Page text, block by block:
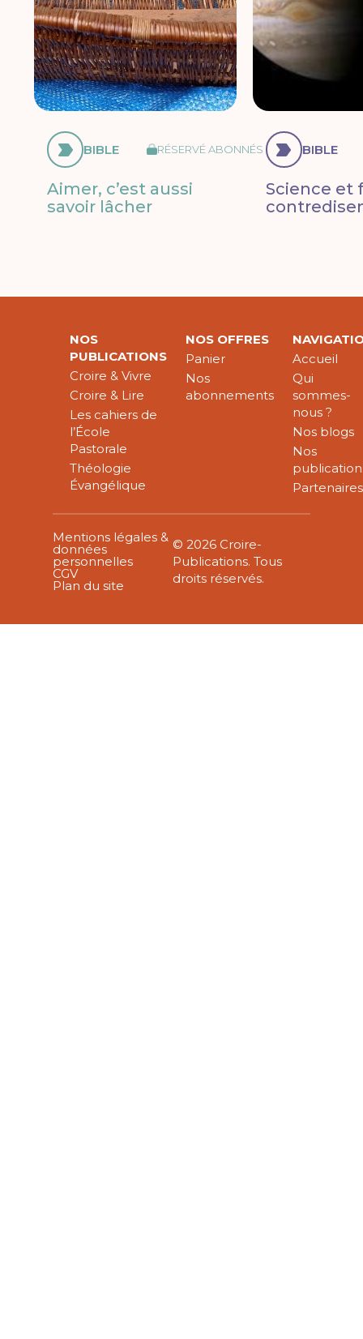
BIBLE RÉSERVÉ ABONNÉS
Aimer, c’est aussi
savoir lâcher
BIBLE
Science et
NOS
PUBLICATIONS
Croire & Vivre
Croire & Lire
Les cahiers de
l’École
Pastorale
Théologie
Évangélique
NOS OFFRES
Panier
Nos
abonnements
Accueil
Qui
sommes-
nous ?
Nos blogs
Nos
Partenaires
Mentions légales &
données
personnelles
CGV
Plan du site
© 2026 Croire-
Publications. Tous
droits réservés.